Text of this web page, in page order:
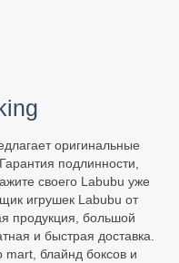
оригинальные
подлинности,
своего Labubu уже
игрушек Labubu от
продукция, большой
и быстрая доставка.
блайнд боксов и